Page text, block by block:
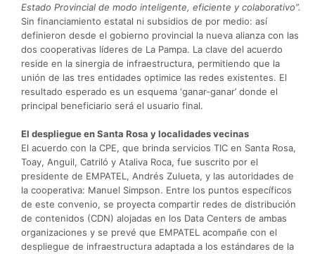
Estado Provincial de modo inteligente, eficiente y colaborativo”.
Sin financiamiento estatal ni subsidios de por medio: así
definieron desde el gobierno provincial la nueva alianza con las
dos cooperativas líderes de La Pampa. La clave del acuerdo
reside en la sinergia de infraestructura, permitiendo que la
unión de las tres entidades optimice las redes existentes. El
resultado esperado es un esquema ‘ganar-ganar’ donde el
principal beneficiario será el usuario final.
El despliegue en Santa Rosa y localidades vecinas
El acuerdo con la CPE, que brinda servicios TIC en Santa Rosa,
Toay, Anguil, Catriló y Ataliva Roca, fue suscrito por el
presidente de EMPATEL, Andrés Zulueta, y las autoridades de
la cooperativa: Manuel Simpson. Entre los puntos específicos
de este convenio, se proyecta compartir redes de distribución
de contenidos (CDN) alojadas en los Data Centers de ambas
organizaciones y se prevé que EMPATEL acompañe con el
despliegue de infraestructura adaptada a los estándares de la